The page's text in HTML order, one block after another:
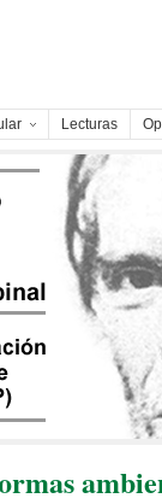
Lecturas